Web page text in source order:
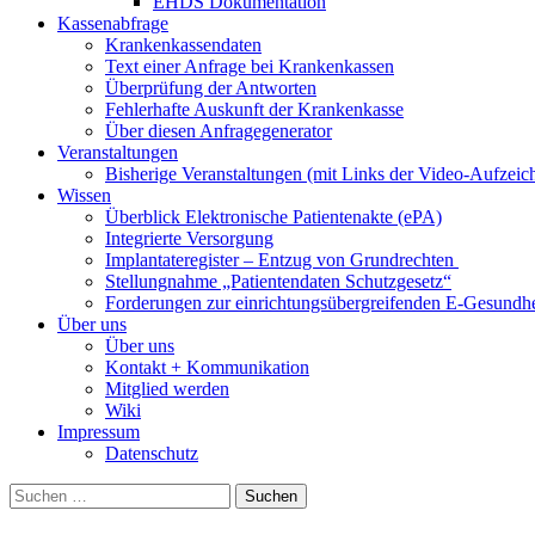
Kassenabfrage
Krankenkassendaten
Text einer Anfrage bei Krankenkassen
Überprüfung der Antworten
Fehlerhafte Auskunft der Krankenkasse
Über diesen Anfragegenerator
Veranstaltungen
Bisherige Veranstaltungen (mit Links der Video-
Wissen
Überblick Elektronische Patientenakte (ePA)
Integrierte Versorgung
Implantateregister – Entzug von Grundrechten
Stellungnahme „Patientendaten Schutzgesetz“
Forderungen zur einrichtungsübergreifenden E-
Über uns
Über uns
Kontakt + Kommunikation
Mitglied werden
Wiki
Impressum
Datenschutz
Suchen
nach: